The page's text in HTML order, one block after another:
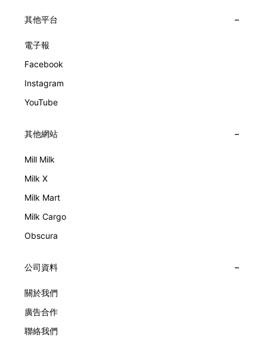
其他平台
電子報
Facebook
Instagram
YouTube
其他網站
Mill Milk
Milk X
Milk Mart
Milk Cargo
Obscura
公司資料
關於我們
廣告合作
聯絡我們